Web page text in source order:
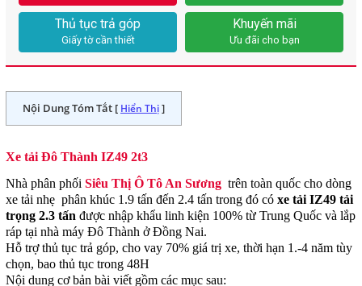
Thủ tục trả góp
Giấy tờ cần thiết
Khuyến mãi
Ưu đãi cho bạn
Nội Dung Tóm Tắt [ Hiển Thị]
Xe tải Đô Thành IZ49 2t3
Nhà phân phối Siêu Thị Ô Tô An Sương trên toàn quốc cho dòng
xe tải nhẹ phân khúc 1.9 tấn đến 2.4 tấn trong đó có xe tải IZ49 tải
trọng 2.3 tấn được nhập khẩu linh kiện 100% từ Trung Quốc và lắp
ráp tại nhà máy Đô Thành ở Đồng Nai.
Hỗ trợ thủ tục trả góp, cho vay 70% giá trị xe, thời hạn 1.-4 năm tùy
chọn, bao thủ tục trong 48H
Nội dung cơ bản bài viết gồm các mục sau: